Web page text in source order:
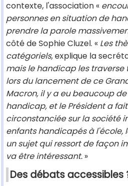
contexte, l'association «
personnes en situation de
prendre la parole
côté de Sophie Cluzel. « Les
catégoriels,explique la
mais le handicap les traverse
lors du lancement de ce
Macron, il y a eu beaucoup
handicap, et le Président a
circonstanciée sur la société
enfants handicapés à l'école,
un sujet qui ressort de façon
va être intéressant. »
Des débats accessibles